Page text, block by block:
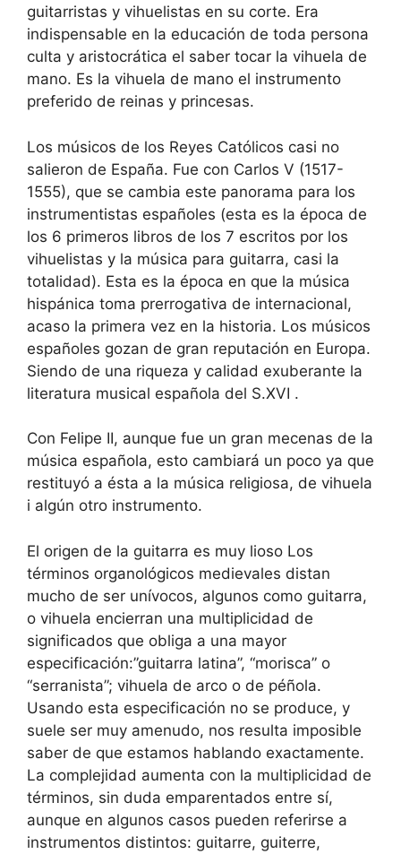
guitarristas y vihuelistas en su corte. Era
indispensable en la educación de toda persona
culta y aristocrática el saber tocar la vihuela de
mano. Es la vihuela de mano el instrumento
preferido de reinas y princesas.
Los músicos de los Reyes Católicos casi no
salieron de España. Fue con Carlos V (1517-
1555), que se cambia este panorama para los
instrumentistas españoles (esta es la época de
los 6 primeros libros de los 7 escritos por los
vihuelistas y la música para guitarra, casi la
totalidad). Esta es la época en que la música
hispánica toma prerrogativa de internacional,
acaso la primera vez en la historia. Los músicos
españoles gozan de gran reputación en Europa.
Siendo de una riqueza y calidad exuberante la
literatura musical española del S.XVI .
Con Felipe II, aunque fue un gran mecenas de la
música española, esto cambiará un poco ya que
restituyó a ésta a la música religiosa, de vihuela
i algún otro instrumento.
El origen de la guitarra es muy lioso Los
términos organológicos medievales distan
mucho de ser unívocos, algunos como guitarra,
o vihuela encierran una multiplicidad de
significados que obliga a una mayor
especificación:”guitarra latina”, “morisca” o
“serranista”; vihuela de arco o de péñola.
Usando esta especificación no se produce, y
suele ser muy amenudo, nos resulta imposible
saber de que estamos hablando exactamente.
La complejidad aumenta con la multiplicidad de
términos, sin duda emparentados entre sí,
aunque en algunos casos pueden referirse a
instrumentos distintos: guitarre, guiterre,